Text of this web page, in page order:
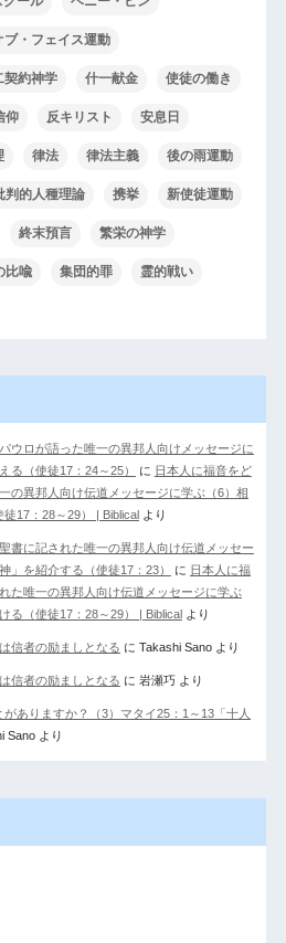
ブ・フェイス運動
契約神学 什一献金 使徒の働き
仰 反キリスト 安息日
律法 律法主義 後の雨運動
判的人種理論 携挙 新使徒運動
終末預言 繁栄の神学
比喩 集団的罪 霊的戦い
ウロが語った唯一の異邦人向けメッセージに
る（使徒17：24～25）
に 日本人に福音をど
の異邦人向け伝道メッセージに学ぶ（6）相
17：28～29） | Biblical より
書に記された唯一の異邦人向け伝道メッセー
」を紹介する（使徒17：23）
に 日本人に福
た唯一の異邦人向け伝道メッセージに学ぶ
る（使徒17：28～29） | Biblical より
信者の励ましとなる に Takashi Sanoより
信者の励ましとなる に 岩瀬巧 より
ありますか？（3）マタイ25：1～13「十人
Sanoより